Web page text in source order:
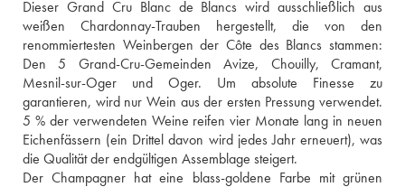
Dieser Grand Cru Blanc de Blancs wird ausschließlich aus
weißen Chardonnay-Trauben hergestellt, die von den
renommiertesten Weinbergen der Côte des Blancs stammen:
Den 5 Grand-Cru-Gemeinden Avize, Chouilly, Cramant,
Mesnil-sur-Oger und Oger. Um absolute Finesse zu
garantieren, wird nur Wein aus der ersten Pressung verwendet.
5 % der verwendeten Weine reifen vier Monate lang in neuen
Eichenfässern (ein Drittel davon wird jedes Jahr erneuert), was
die Qualität der endgültigen Assemblage steigert.
Der Champagner hat eine blass-goldene Farbe mit grünen